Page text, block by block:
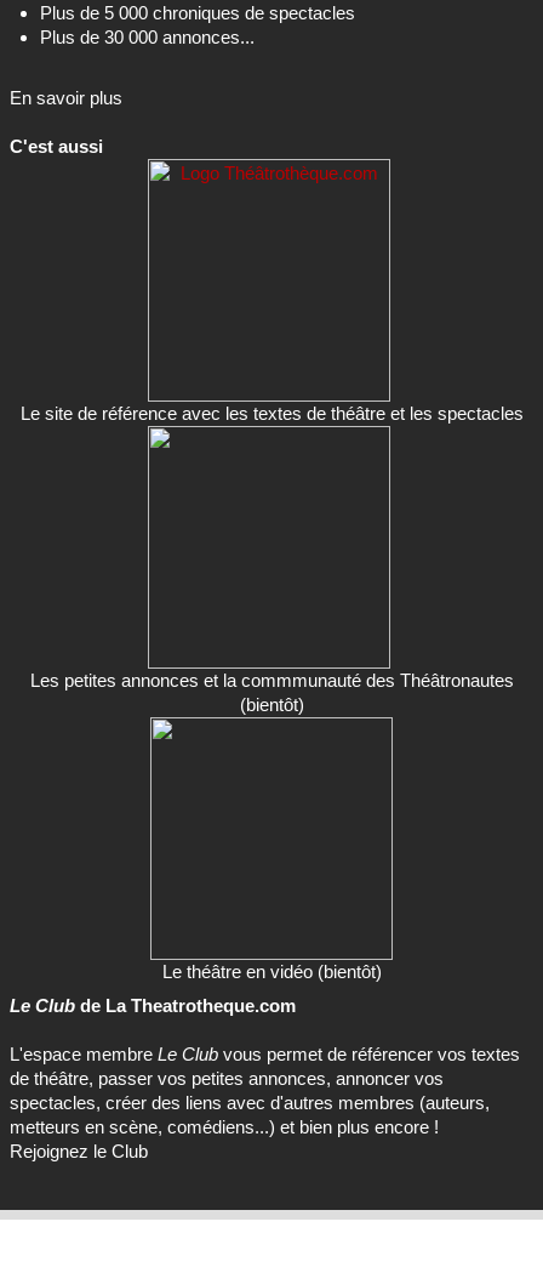
Plus de 5 000 chroniques de spectacles
Plus de 30 000 annonces...
En savoir plus
C'est aussi
Le site de référence avec les textes de théâtre et les spectacles
Les petites annonces et la commmunauté des Théâtronautes
(bientôt)
Le théâtre en vidéo (bientôt)
Le Club de La Theatrotheque.com
L'espace membre Le Club vous permet de référencer vos textes
de théâtre, passer vos petites annonces, annoncer vos
spectacles, créer des liens avec d'autres membres (auteurs,
metteurs en scène, comédiens...) et bien plus encore !
Rejoignez le Club